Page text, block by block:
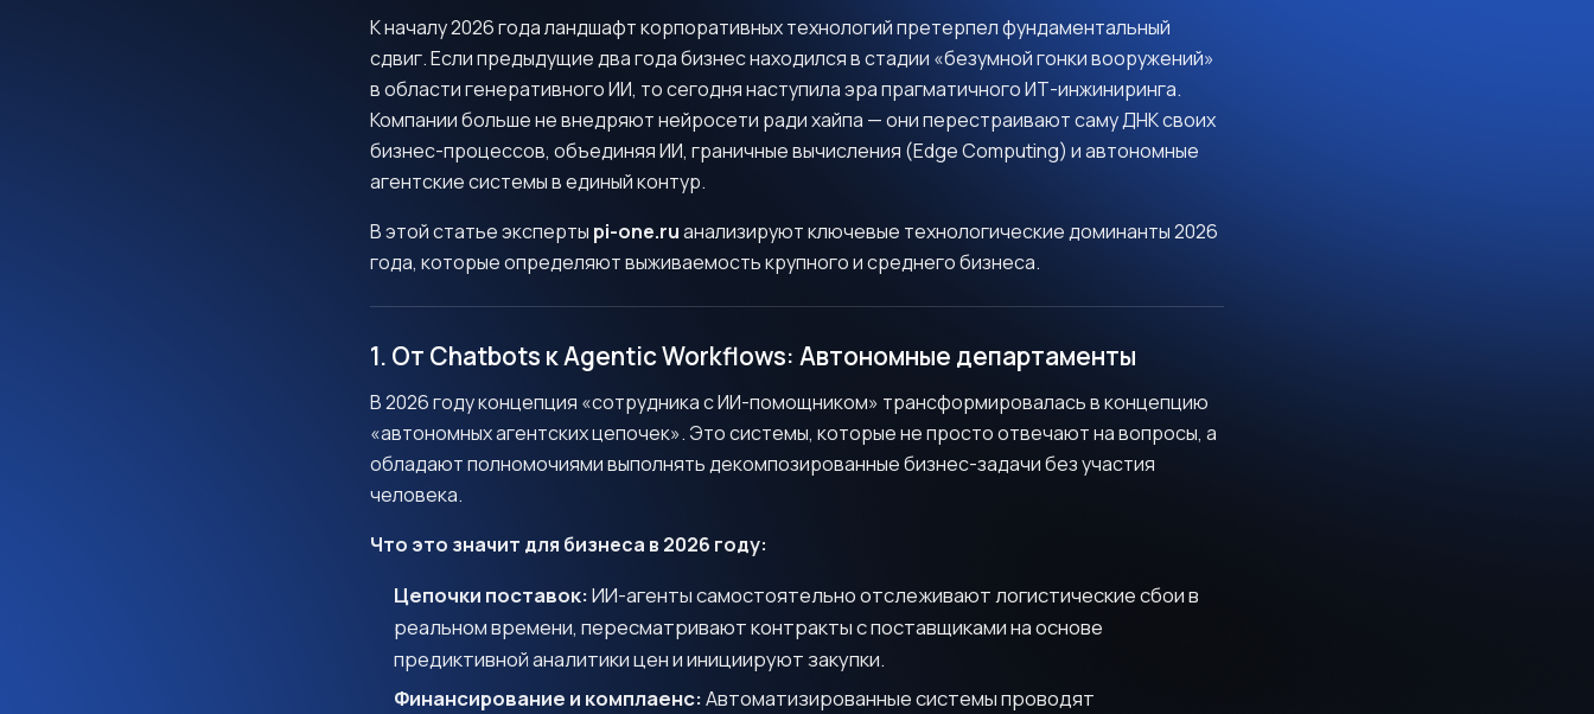
К началу 2026 года ландшафт корпоративных технологий претерпел фундаментальный
сдвиг. Если предыдущие два года бизнес находился в стадии «безумной гонки вооружений»
в области генеративного ИИ, то сегодня наступила эра прагматичного ИТ-инжиниринга.
Компании больше не внедряют нейросети ради хайпа — они перестраивают саму ДНК своих
бизнес-процессов, объединяя ИИ, граничные вычисления (Edge Computing) и автономные
агентские системы в единый контур.
В этой статье эксперты pi-one.ruанализируют ключевые технологические доминанты 2026
года, которые определяют выживаемость крупного и среднего бизнеса.
1. От Chatbots к Agentic Workflows: Автономные департаменты
В 2026 году концепция «сотрудника с ИИ-помощником» трансформировалась в концепцию
«автономных агентских цепочек». Это системы, которые не просто отвечают на вопросы, а
обладают полномочиями выполнять декомпозированные бизнес-задачи без участия
человека.
Что это значит для бизнеса в 2026 году:
Цепочки поставок:ИИ-агенты самостоятельно отслеживают логистические сбои в
реальном времени, пересматривают контракты с поставщиками на основе
предиктивной аналитики цен и инициируют закупки.
Финансирование и комплаенс:Автоматизированные системы проводят